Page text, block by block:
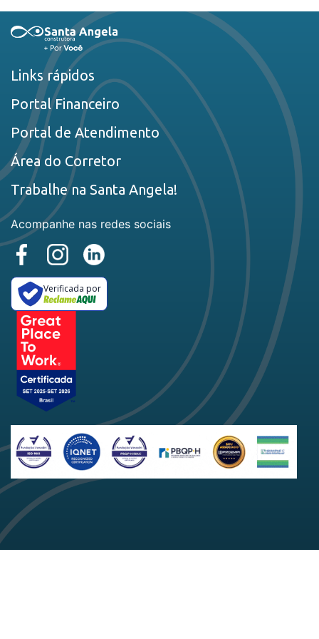
Links rápidos
Portal Financeiro
Portal de Atendimento
Área do Corretor
Trabalhe na Santa Angela!
Acompanhe nas redes sociais
Verificada por